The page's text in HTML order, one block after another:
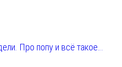
Про попу и всё такое…